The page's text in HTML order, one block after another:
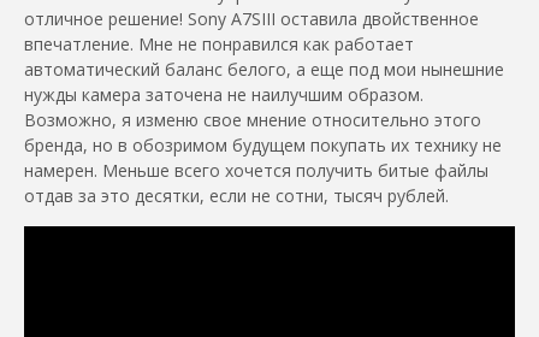
отличное решение! Sony A7SIII оставила двойственное
впечатление. Мне не понравился как работает
автоматический баланс белого, а еще под мои нынешние
нужды камера заточена не наилучшим образом.
Возможно, я изменю свое мнение относительно этого
бренда, но в обозримом будущем покупать их технику не
намерен. Меньше всего хочется получить битые файлы
отдав за это десятки, если не сотни, тысяч рублей.